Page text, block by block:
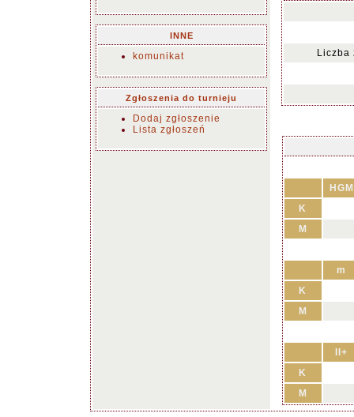
INNE
komunikat
Zgłoszenia do turnieju
Dodaj zgłoszenie
Lista zgłoszeń
Liczba
HGM
K
M
m
K
M
II+
K
M